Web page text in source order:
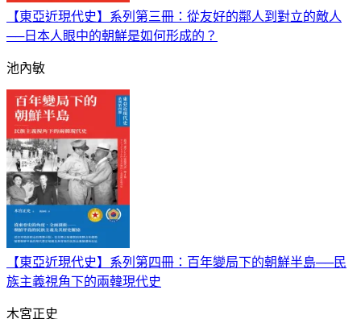
【東亞近現代史】系列第三冊：從友好的鄰人到對立的敵人
──日本人眼中的朝鮮是如何形成的？
池內敏
【東亞近現代史】系列第四冊：百年變局下的朝鮮半島──民
族主義視角下的兩韓現代史
木宮正史